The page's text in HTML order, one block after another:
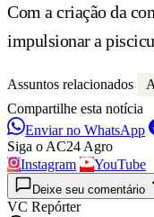
Com a criação da
impulsionar a
Assuntos relacionados
Compartilhe esta notícia
Enviar no WhatsApp
Siga o AC24 Agro
Instagram
YouTube
Deixe seu comentário
VC Repórter